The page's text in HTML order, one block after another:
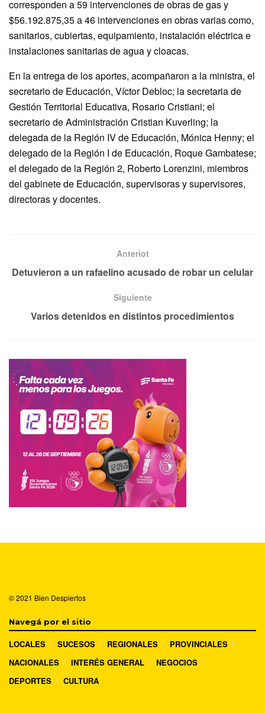
corresponden a 59 intervenciones de obras de gas y
$56.192.875,35 a 46 intervenciones en obras varias como,
sanitarios, cubiertas, equipamiento, instalación eléctrica e
instalaciones sanitarias de agua y cloacas.
En la entrega de los aportes, acompañaron a la ministra, el
secretario de Educación, Víctor Debloc; la secretaria de
Gestión Territorial Educativa, Rosario Cristiani; el
secretario de Administración Cristian Kuverling; la
delegada de la Región IV de Educación, Mónica Henny; el
delegado de la Región I de Educación, Roque Gambatese;
el delegado de la Región 2, Roberto Lorenzini, miembros
del gabinete de Educación, supervisoras y supervisores,
directoras y docentes.
Anteriot
Detuvieron a un rafaelino acusado de robar un celular
Siguiente
Varios detenidos en distintos procedimientos
© 2021 Bien Despiertos
Navegá por el sitio
LOCALES SUCESOS REGIONALES
PROVINCIALES
NACIONALES
INTERÉS GENERAL
NEGOCIOS
DEPORTES
CULTURA